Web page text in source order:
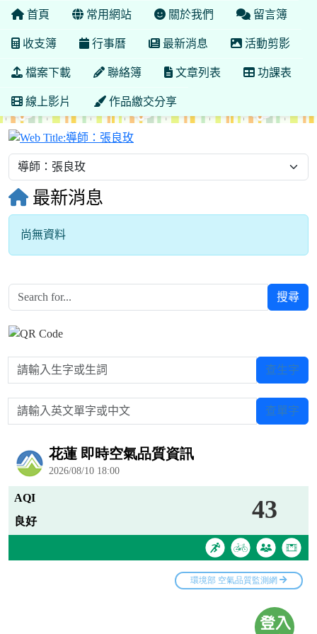
首頁 常用網站 關於我們 留言簿
收支簿 行事曆 最新消息 活動剪影
檔案下載 聯絡簿 文章列表 功課表
線上影片 作品繳交分享
導師：張良玫
最新消息
尚無資料
搜尋
請輸入生字或生詞 查生字
請輸入英文單字或中文 查單字